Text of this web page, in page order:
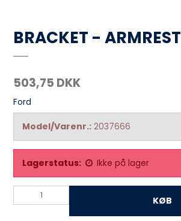
BRACKET - ARMREST
503,75 DKK
Ford
Model/Varenr.: 2037666
Lagerstatus: Ikke på lager
KØB